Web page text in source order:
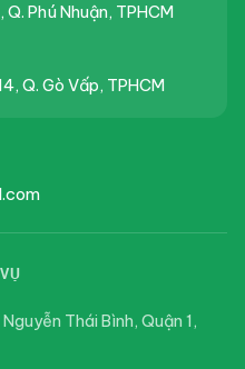
Q. Phú Nhuận, TPHCM
Q. Gò Vấp, TPHCM
Thái Bình, Quận 1,